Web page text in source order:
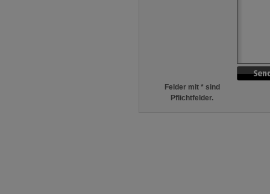
Felder mit * sind
Pflichtfelder.